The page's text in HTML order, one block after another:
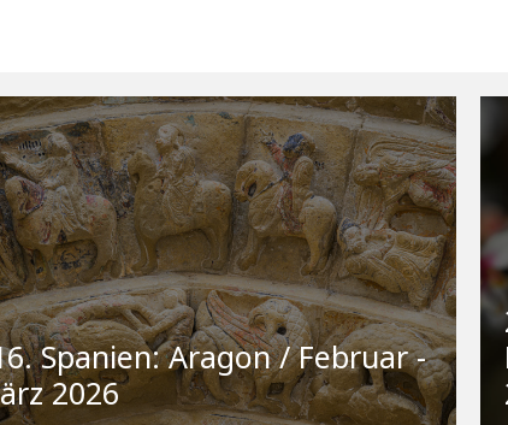
Spanien: Aragon / Februar -
2026